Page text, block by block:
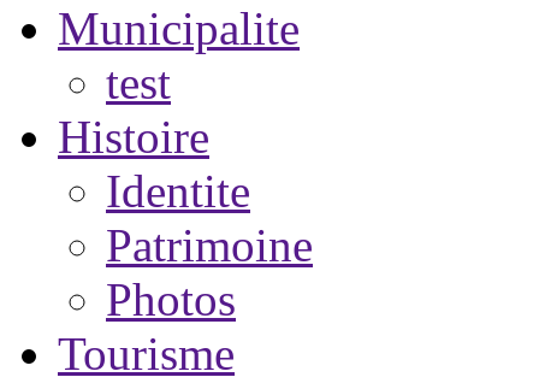
Municipalite
test
Histoire
Identite
Patrimoine
Photos
Tourisme